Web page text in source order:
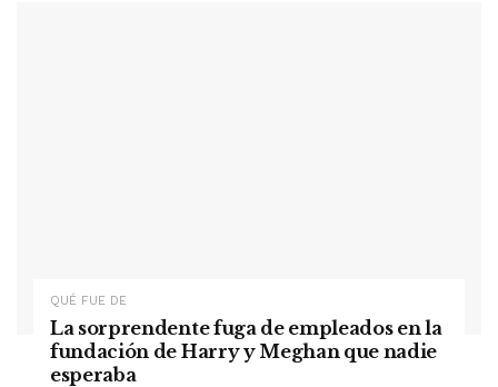
QUÉ FUE DE
La sorprendente fuga de empleados en la
fundación de Harry y Meghan que nadie
esperaba